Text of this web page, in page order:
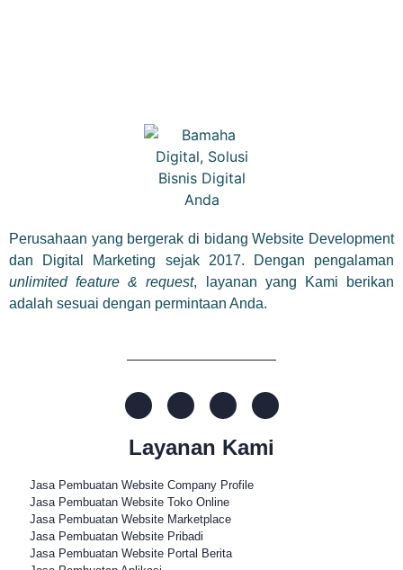
Perusahaan yang bergerak di bidang Website Development
dan Digital Marketing sejak 2017. Dengan pengalaman
unlimited feature & request, layanan yang Kami berikan
adalah sesuai dengan permintaan Anda.
Layanan Kami
Jasa Pembuatan Website Company Profile
Jasa Pembuatan Website Toko Online
Jasa Pembuatan Website Marketplace
Jasa Pembuatan Website Pribadi
Jasa Pembuatan Website Portal Berita